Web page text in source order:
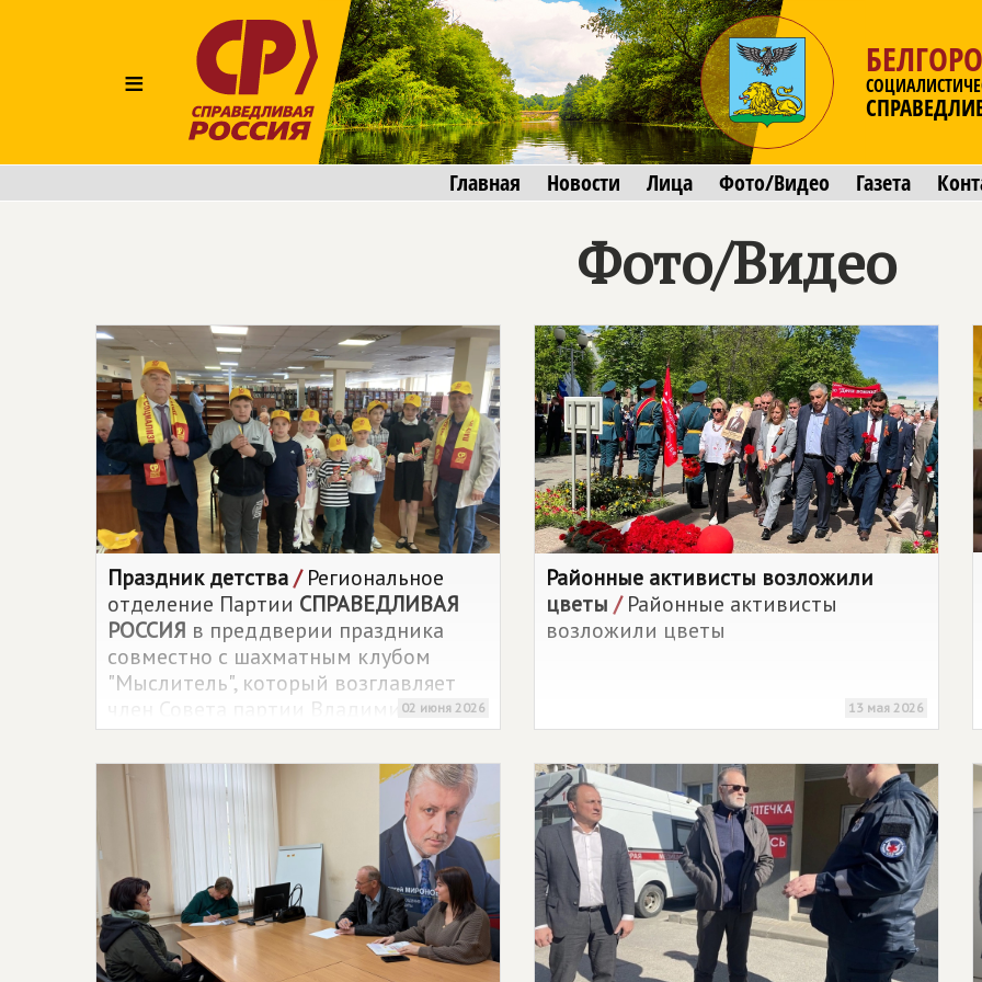
≡
Главная Новости Лица Фото/Видео Газета
Фото/Видео
Праздник детства/Региональное
отделение Партии СПРАВЕДЛИВАЯ
РОССИЯ в преддверии праздника
совместно с шахматным клубом
"Мыслитель", который возглавляет
член Совета партии Владимир
Павлович Зацепин, провели
шахматный турнир для детей. В зал
областной библиотеки, где за
шахматными досками сражались и их
взрослые коллеги, пришли около
десятка юных любителей настольной
игры. Матчи проводились вкруговую,
все против всех, невзирая на возраст.
Детки показали отличную игру, и не
один взрослый в этот день с редким
02 июня 2026
Районные активисты возложили
цветы /Районные активисты
возложили цветы
13 мая 2026